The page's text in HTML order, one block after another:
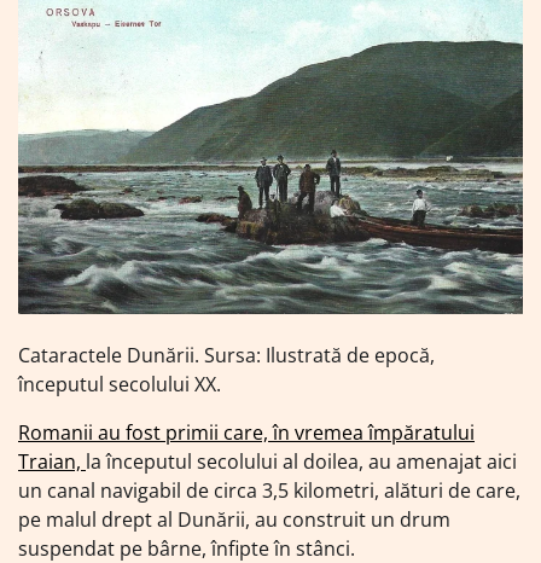
Cataractele Dunării. Sursa: Ilustrată de epocă,
începutul secolului XX.
Romanii au fost primii care, în vremea împăratului
Traian, la începutul secolului al doilea, au amenajat aici
un canal navigabil de circa 3,5 kilometri, alături de care,
pe malul drept al Dunării, au construit un drum
suspendat pe bârne, înfipte în stânci.